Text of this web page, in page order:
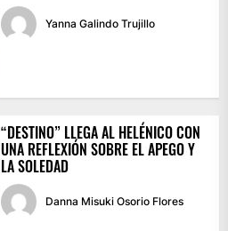
Yanna Galindo Trujillo
“DESTINO” LLEGA AL HELÉNICO CON
UNA REFLEXIÓN SOBRE EL APEGO Y
LA SOLEDAD
Danna Misuki Osorio Flores